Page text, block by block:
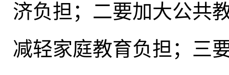
济负担 ； 二要加大公共
减轻家庭教育负担；三